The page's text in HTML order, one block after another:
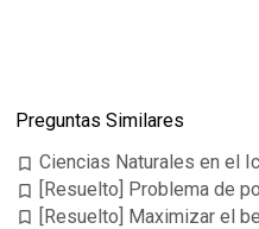
Preguntas Similares
bookmark_border Ciencias Naturales en el
bookmark_border [Resuelto] Problema de
bookmark_border [Resuelto] Maximizar el